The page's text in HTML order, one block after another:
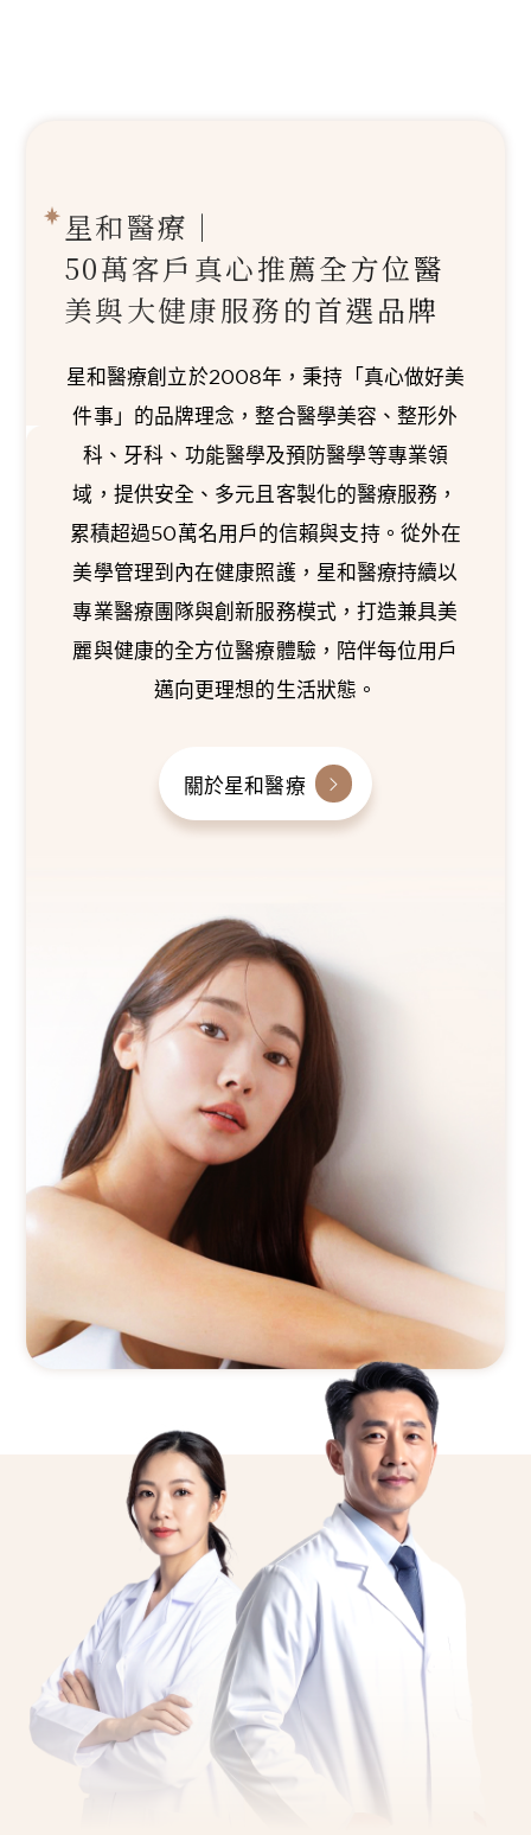
星和醫療｜
50萬客戶真心推薦全方位醫
美與大健康服務的首選品牌
星和醫療創立於2008年，秉持「真心做好美
件事」的品牌理念，整合醫學美容、整形外
科、牙科、功能醫學及預防醫學等專業領
域，提供安全、多元且客製化的醫療服務，
累積超過50萬名用戶的信賴與支持。從外在
美學管理到內在健康照護，星和醫療持續以
專業醫療團隊與創新服務模式，打造兼具美
麗與健康的全方位醫療體驗，陪伴每位用戶
邁向更理想的生活狀態。
關於星和醫療